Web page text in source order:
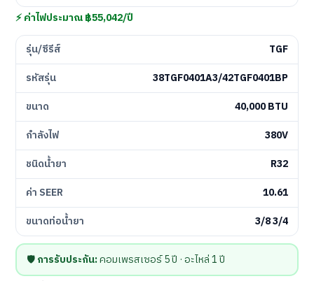
⚡ ค่าไฟประมาณ ฿55,042/ปี
รุ่น/ซีรีส์
TGF
รหัสรุ่น
38TGF0401A3/42TGF0401BP
ขนาด
40,000 BTU
กำลังไฟ
380V
ชนิดน้ำยา
R32
ค่า SEER
10.61
ขนาดท่อน้ำยา
3/8 3/4
🛡️การรับประกัน:คอมเพรสเซอร์ 5 ปี · อะไหล่ 1 ปี